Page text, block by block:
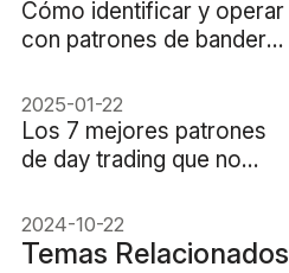
Cómo identificar y operar
con patrones de bandera
2025-01-22
Los 7 mejores patrones
de day trading que no
2024-10-22
Temas Relacionados